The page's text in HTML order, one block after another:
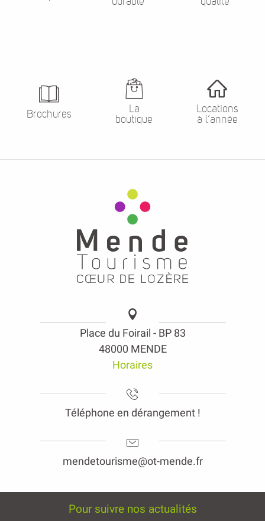
Brochures
La
boutique
Locations
à l’année
Place du Foirail - BP 83
48000 MENDE
Horaires
Téléphone en dérangement !
mendetourisme@ot-mende.fr
Pour suivre nos actualités